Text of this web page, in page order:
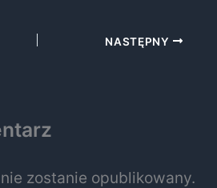
NASTĘPNY
zostanie opublikowany.